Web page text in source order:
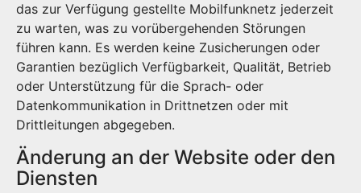
das zur Verfügung gestellte Mobilfunknetz jederzeit
zu warten, was zu vorübergehenden Störungen
führen kann. Es werden keine Zusicherungen oder
Garantien bezüglich Verfügbarkeit, Qualität, Betrieb
oder Unterstützung für die Sprach- oder
Datenkommunikation in Drittnetzen oder mit
Drittleitungen abgegeben.
Änderung an der Website oder den
Diensten